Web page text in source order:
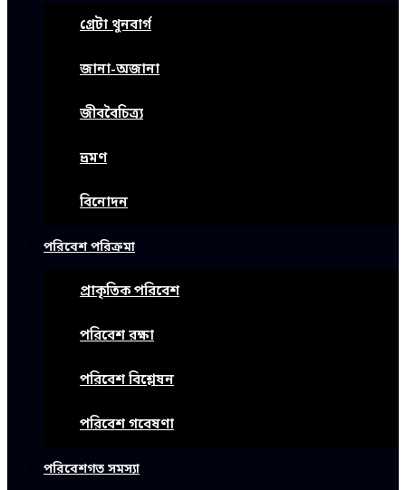
গ্রেটা থুনবার্গ
জানা-অজানা
জীববৈচিত্র্য
ভ্রমণ
বিনোদন
পরিবেশ পরিক্রমা
প্রাকৃতিক পরিবেশ
পরিবেশ রক্ষা
পরিবেশ বিশ্লেষন
পরিবেশ গবেষণা
পরিবেশগত সমস্যা